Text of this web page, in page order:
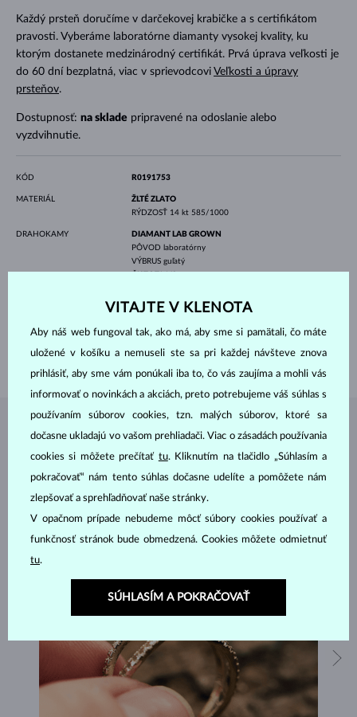
Každý prsteň doručíme v darčekovej krabičke a s certifikátom
pravosti. Vyberáme laboratórne diamanty vysokej kvality, ku
ktorým dostanete medzinárodný certifikát. Prvá úprava veľkosti je
do 60 dní bezplatná, viac v sprievodcovi Veľkosti a úpravy
prsteňov.
Dostupnosť: na sklade pripravené na odoslanie alebo
vyzdvihnutie.
KÓD R0191753
MATERIÁL
ŽLTÉ ZLATO
RÝDZOSŤ 14 kt 585/1000
DRAHOKAMY
DIAMANT LAB GROWN
PÔVOD laboratórny
VÝBRUS guľatý
PRIEMER 4.5 mm
VÁHA
ŠÍRKA 1.70 mm
VÁHA 1.90 g
ŠPERKY ZATELIÉRU KLENOTA
VITAJTE V KLENOTA
Aby náš web fungoval tak, ako má, aby sme si pamätali, čo máte
uložené v košíku a nemuseli ste sa pri každej návšteve znova
prihlásiť, aby sme vám ponúkali iba to, čo vás zaujíma a mohli vás
informovať o novinkách a akciách, preto potrebujeme váš súhlas s
používaním súborov cookies, tzn. malých súborov, ktoré sa
dočasne ukladajú vo vašom prehliadači. Viac o zásadách používania
cookies si môžete prečítať tu. Kliknutím na tlačidlo „Súhlasím a
pokračovať“ nám tento súhlas dočasne udelíte a pomôžete nám
zlepšovať a sprehľadňovať naše stránky.
V opačnom prípade nebudeme môcť súbory cookies používať a
funkčnosť stránok bude obmedzená. Cookies môžete odmietnuť
tu.
SÚHLASÍM A POKRAČOVAŤ